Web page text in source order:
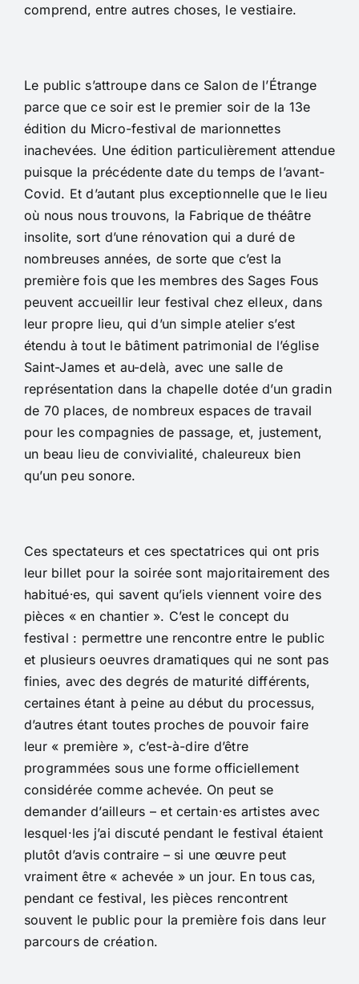
comprend, entre autres choses, le vestiaire.
Le public s’attroupe dans ce Salon de l’Étrange
parce que ce soir est le premier soir de la 13e
édition du Micro-festival de marionnettes
inachevées. Une édition particulièrement attendue
puisque la précédente date du temps de l’avant-
Covid. Et d’autant plus exceptionnelle que le lieu
où nous nous trouvons, la Fabrique de théâtre
insolite, sort d’une rénovation qui a duré de
nombreuses années, de sorte que c’est la
première fois que les membres des Sages Fous
peuvent accueillir leur festival chez elleux, dans
leur propre lieu, qui d’un simple atelier s’est
étendu à tout le bâtiment patrimonial de l’église
Saint-James et au-delà, avec une salle de
représentation dans la chapelle dotée d’un gradin
de 70 places, de nombreux espaces de travail
pour les compagnies de passage, et, justement,
un beau lieu de convivialité, chaleureux bien
qu’un peu sonore.
Ces spectateurs et ces spectatrices qui ont pris
leur billet pour la soirée sont majoritairement des
habitué⸱es, qui savent qu’iels viennent voire des
pièces « en chantier ». C’est le concept du
festival : permettre une rencontre entre le public
et plusieurs oeuvres dramatiques qui ne sont pas
finies, avec des degrés de maturité différents,
certaines étant à peine au début du processus,
d’autres étant toutes proches de pouvoir faire
leur « première », c’est-à-dire d’être
programmées sous une forme officiellement
considérée comme achevée. On peut se
demander d’ailleurs – et certain·es artistes avec
lesquel·les j’ai discuté pendant le festival étaient
plutôt d’avis contraire – si une œuvre peut
vraiment être « achevée » un jour. En tous cas,
pendant ce festival, les pièces rencontrent
souvent le public pour la première fois dans leur
parcours de création.